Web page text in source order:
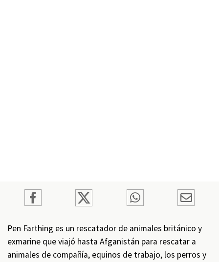
Pen Farthing es un rescatador de animales británico y
exmarine que viajó hasta Afganistán para rescatar a
animales de compañía, equinos de trabajo, los perros y